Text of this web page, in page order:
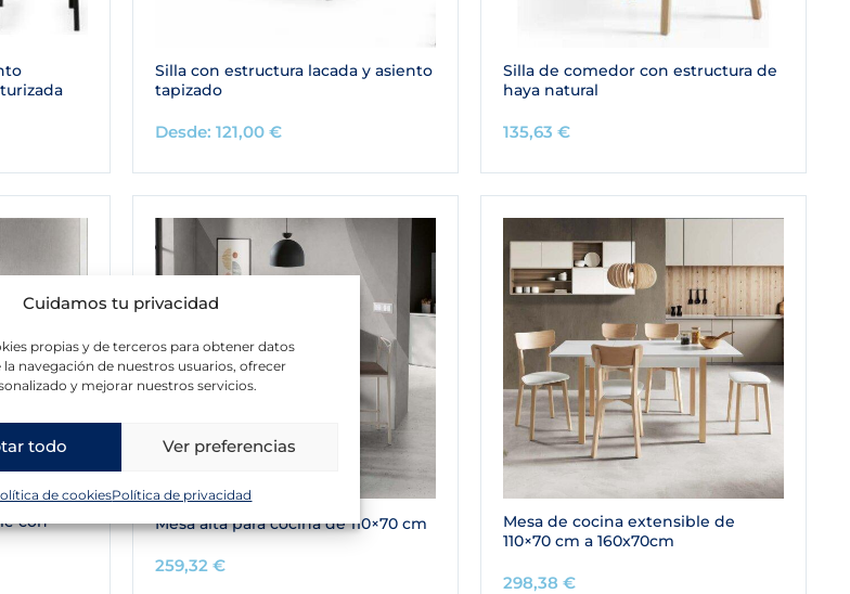
Cuidamos tu privacidad
propias y de terceros para obtener datos
navegación de nuestros usuarios, ofrecer
y mejorar nuestros servicios.
todo Ver preferencias
de cookiesPolítica de privacidad
Silla con estructura lacada y asiento
tapizado
Desde: 121,00 €
Silla de comedor con estructura de
haya natural
135,63 €
con
Mesa alta para cocina de 110×70 cm
259,32 €
Mesa de cocina extensible de
110×70 cm a 160x70cm
298,38 €